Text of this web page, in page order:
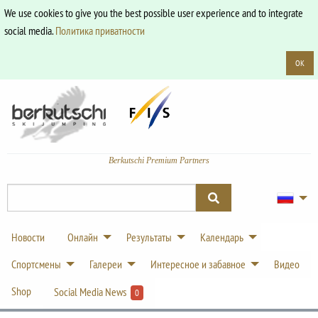
We use cookies to give you the best possible user experience and to integrate
social media.Политика приватности
OK
Berkutschi Premium Partners
Новости Онлайн Результаты
Календарь
Спортсмены
Галереи Интересное и забавное
Видео
Shop
Social Media News 0